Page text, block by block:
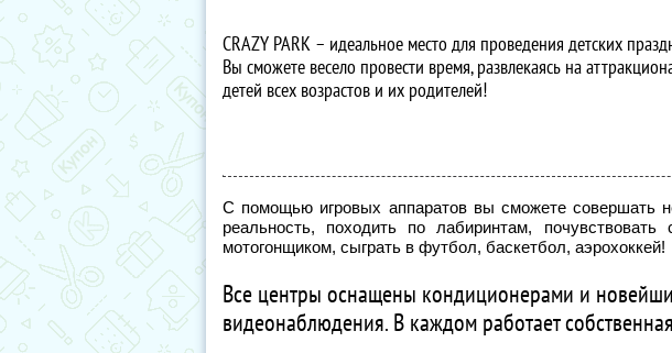
CRAZY PARK – идеальное место для проведения детских
Вы сможете весело провести время, развлекаясь на
детей всех возрастов и их родителей!
С помощью игровых аппаратов вы сможете совершать
реальность, походить по лабиринтам,
мотогонщиком, сыграть в футбол, баскетбол, аэрохоккей!
Все центры оснащены кондиционерами и
видеонаблюдения. В каждом работает